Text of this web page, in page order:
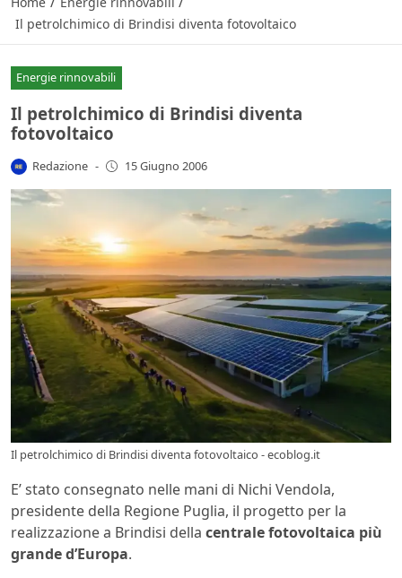
Il petrolchimico di Brindisi diventa fotovoltaico
Energie rinnovabili
Il petrolchimico di Brindisi diventa
fotovoltaico
Redazione - 15 Giugno 2006
Il petrolchimico di Brindisi diventa fotovoltaico - ecoblog.it
E’ stato consegnato nelle mani di Nichi Vendola,
presidente della Regione Puglia, il progetto per la
realizzazione a Brindisi della centrale fotovoltaica più
grande d’Europa.